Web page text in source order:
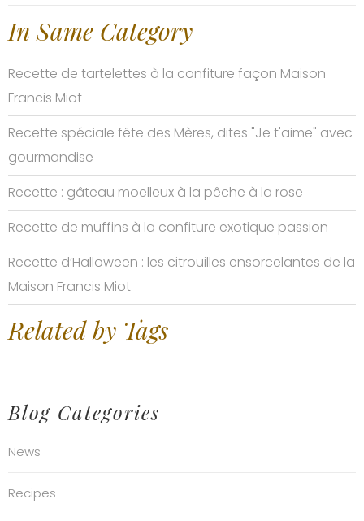
In Same Category
Recette de tartelettes à la confiture façon Maison
Francis Miot
Recette spéciale fête des Mères, dites "Je t'aime" avec
gourmandise
Recette : gâteau moelleux à la pêche à la rose
Recette de muffins à la confiture exotique passion
Recette d’Halloween : les citrouilles ensorcelantes de la
Maison Francis Miot
Related by Tags
Blog Categories
News
Recipes